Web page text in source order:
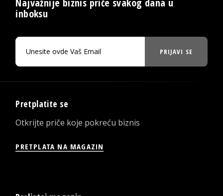
inboksu
PRIJAVI SE
Pretplatite se
Otkrijte priče koje pokreću biznis
PRETPLATA NA MAGAZIN